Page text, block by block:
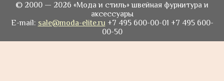
© 2000 — 2026 «Мода и стиль» швейная фурнитура и
аксессуары
E-mail: sale@moda-elite.ru +7 495 600-00-01 +7 495 600-
00-50